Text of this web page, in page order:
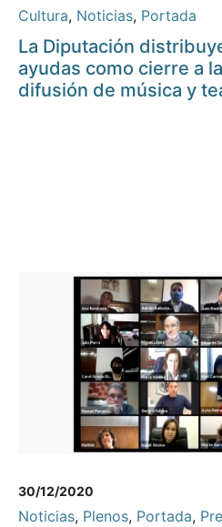
Cultura, Noticias, Portada
La Diputación
ayudas como cierre a
difusión de música y
30/12/2020
Noticias, Plenos, Portada,